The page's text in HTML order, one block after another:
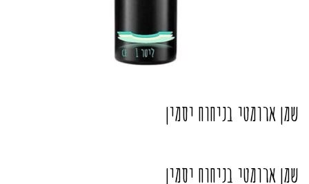
שמן ארומטי בניחוח יסמין
שמן ארומטי בניחוח יסמין